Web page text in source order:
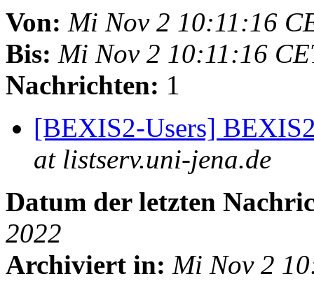
Von: Mi Nov 2 10:11:16
Bis: Mi Nov 2 10:11:16
Nachrichten: 1
[BEXIS2-Users]
at listserv.uni-jena.de
Datum der letzten
2022
Archiviert in: Mi Nov 2